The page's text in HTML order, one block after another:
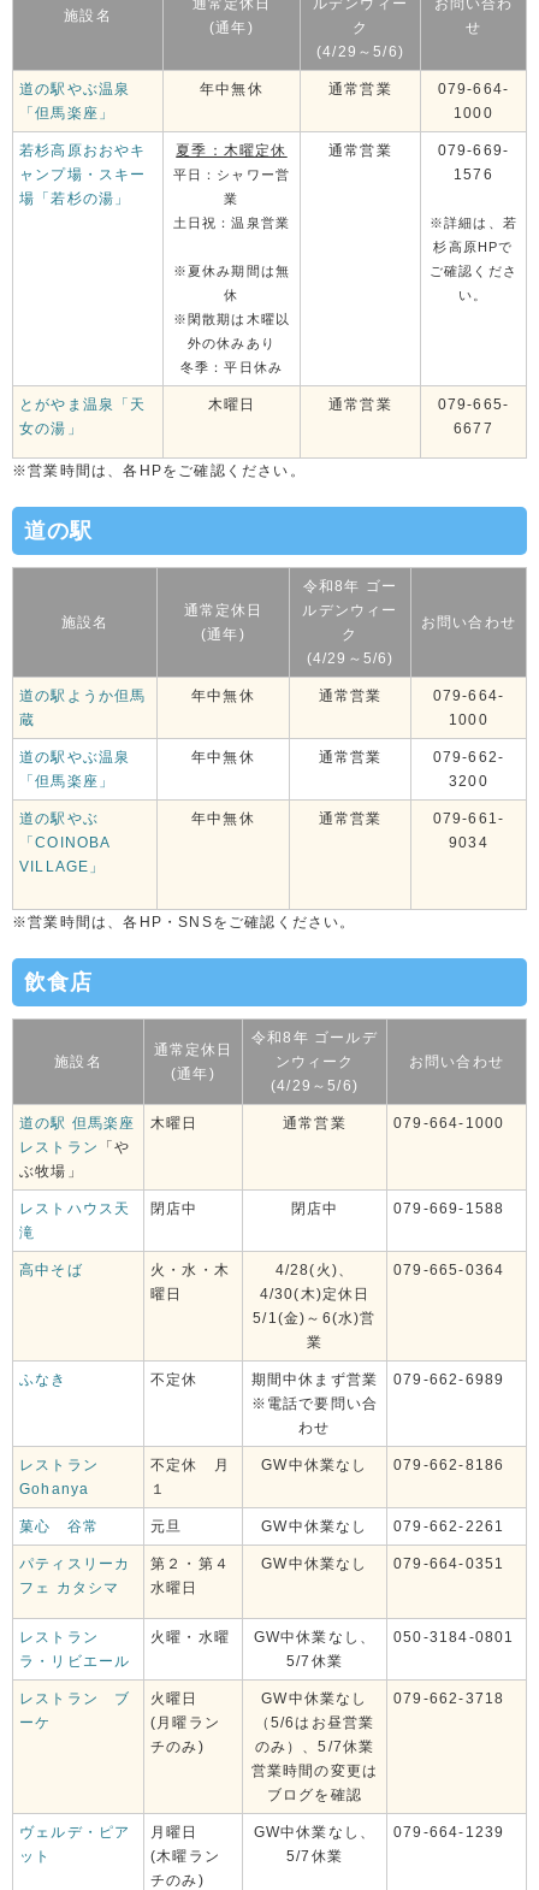
施設名
通常定休日
(通年)
ルデンウィー
ク
(4/29～5/6)
お問い合わ
せ
道の駅やぶ温泉
「但馬楽座」
年中無休 通常営業
079-664-
1000
若杉高原おおやキ
ャンプ場・スキー
場「若杉の湯」
夏季：木曜定休
平日：シャワー営
業
土日祝：温泉営業
※夏休み期間は無
休
※閑散期は木曜以
外の休みあり
冬季：平日休み
通常営業
079-669-
1576
※詳細は、若
杉高原HPで
ご確認くださ
い。
とがやま温泉「天
女の湯」
木曜日 通常営業
079-665-
6677
※営業時間は、各HPをご確認ください。
道の駅
施設名
通常定休日
(通年)
令和8年 ゴー
ルデンウィー
ク
(4/29～5/6)
お問い合わせ
道の駅ようか但馬
蔵
年中無休 通常営業
079-664-
1000
道の駅やぶ温泉
「但馬楽座」
年中無休 通常営業
079-662-
3200
道の駅やぶ
「COINOBA
VILLAGE」
年中無休 通常営業
079-661-
9034
※営業時間は、各HP・SNSをご確認ください。
飲食店
施設名
通常定休日
(通年)
令和8年 ゴールデ
ンウィーク
(4/29～5/6)
お問い合わせ
道の駅 但馬楽座
レストラン
「や
ぶ牧場」
木曜日 通常営業 079-664-1000
レストハウス天
滝
閉店中 閉店中 079-669-1588
高中そば
火・水・木
曜日
4/28(火)、
4/30(木)定休日
5/1(金)～6(水)営
業
079-665-0364
ふなき 不定休
期間中休まず営業
※電話で要問い合
わせ
079-662-6989
レストラン
Gohanya
不定休 月
１
GW中休業なし 079-662-8186
菓心 谷常 元旦 GW中休業なし 079-662-2261
パティスリーカ
フェ カタシマ
第２・第４
水曜日
GW中休業なし 079-664-0351
レストラン
ラ・リビエール
火曜・水曜
GW中休業なし、
5/7休業
050-3184-0801
レストラン ブ
ーケ
火曜日
(月曜ラン
チのみ)
GW中休業なし
（5/6はお昼営業
のみ）、5/7休業
営業時間の変更は
ブログを確認
079-662-3718
ヴェルデ・ピア
ット
月曜日
(木曜ラン
チのみ)
GW中休業なし、
5/7休業
079-664-1239